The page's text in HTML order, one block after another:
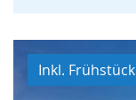
Inkl. Frühstück